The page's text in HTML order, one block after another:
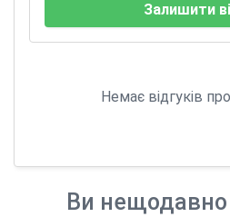
Залишити
Немає відгуків
Ви